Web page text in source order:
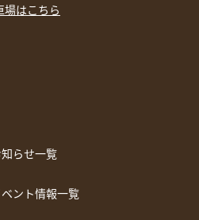
場はこちら
らせ一覧
ント情報一覧